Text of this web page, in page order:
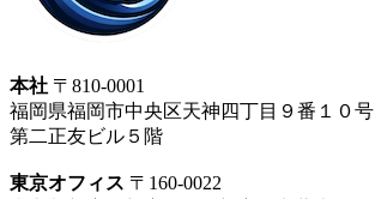
本社 〒810-0001
福岡県福岡市中央区天神四丁目９番１０号
第二正友ビル５階
東京オフィス 〒160-0022